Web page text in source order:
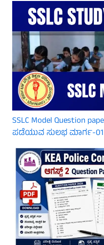
SSLC Model Question
ಪಡೆಯುವ ಸುಲಭ ಮಾರ್ಗ-01